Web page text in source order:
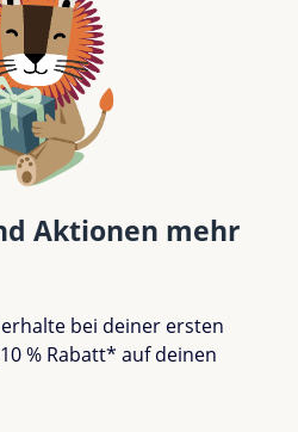
Aktionen mehr
bei deiner ersten
% Rabatt* auf deinen